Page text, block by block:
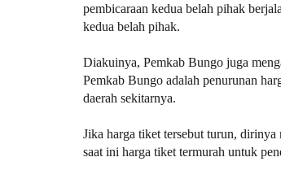
pembicaraan kedua belah pihak
kedua belah pihak.
Diakuinya, Pemkab Bungo juga
Pemkab Bungo adalah penurunan
daerah sekitarnya.
Jika harga tiket tersebut turun,
saat ini harga tiket termurah untuk